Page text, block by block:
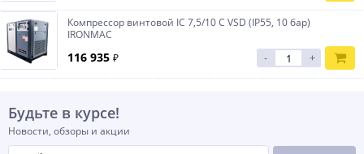
Компрессор винтовой IC 7,5/10 C VSD (IP55, 10 бар)
IRONMAC
116 935 ₽ - +
Будьте в курсе!
Новости, обзоры и акции